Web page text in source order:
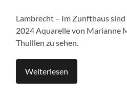
Lambrecht – Im Zunfthaus
2024 Aquarelle von Marianne
Thulllen zu sehen.
Weiterlesen